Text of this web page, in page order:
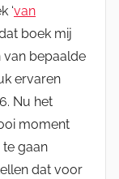
‘van
boek mij
van bepaalde
ervaren
Nu het
moment
te gaan
dat voor